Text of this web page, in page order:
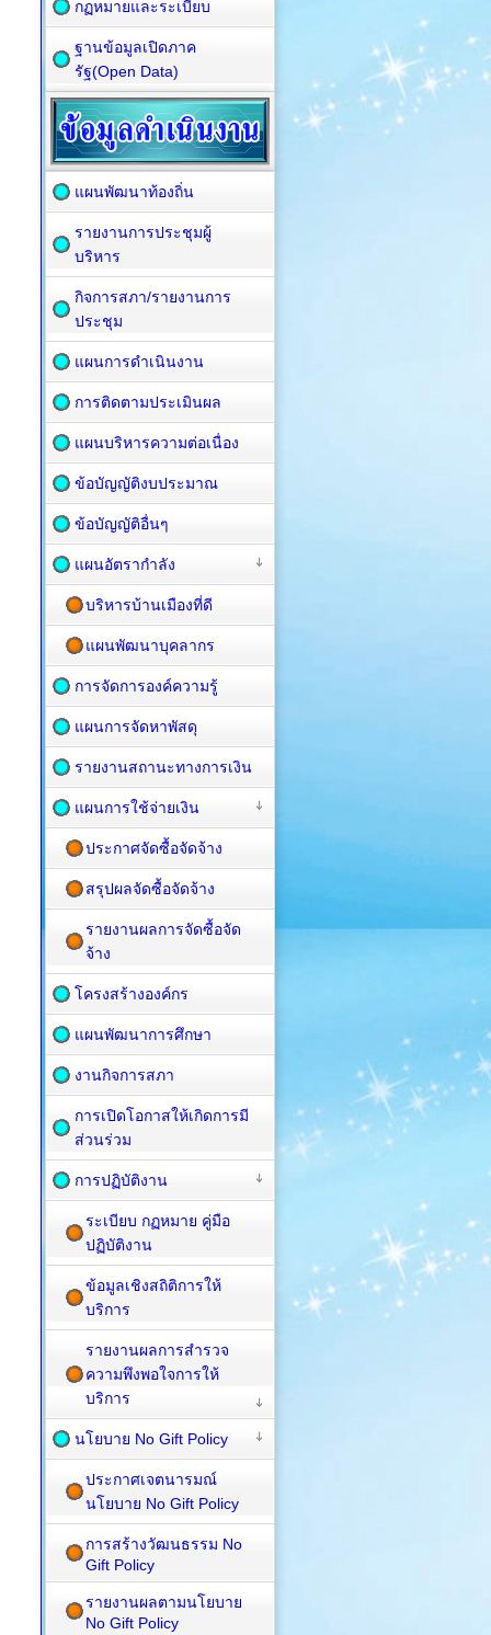
กฏหมายและระเบียบ
ฐานข้อมูลเปิดภาค
รัฐ(Open Data)
แผนพัฒนาท้องถิ่น
รายงานการประชุมผู้
บริหาร
กิจการสภา/รายงานการ
ประชุม
แผนการดำเนินงาน
การติดตามประเมินผล
แผนบริหารความต่อเนื่อง
ข้อบัญญัติงบประมาณ
ข้อบัญญัติอื่นๆ
แผนอัตรากำลัง
บริหารบ้านเมืองที่ดี
แผนพัฒนาบุคลากร
การจัดการองค์ความรู้
แผนการจัดหาพัสดุ
รายงานสถานะทางการเงิน
แผนการใช้จ่ายเงิน
ประกาศจัดซื้อจัดจ้าง
สรุปผลจัดซื้อจัดจ้าง
รายงานผลการจัดซื้อจัด
จ้าง
โครงสร้างองค์กร
แผนพัฒนาการศึกษา
งานกิจการสภา
การเปิดโอกาสให้เกิดการมี
ส่วนร่วม
การปฏิบัติงาน
ระเบียบ กฏหมาย คู่มือ
ปฏิบัติงาน
ข้อมูลเชิงสถิติการให้
บริการ
รายงานผลการสำรวจ
ความพึงพอใจการให้
บริการ
นโยบาย No Gift Policy
ประกาศเจตนารมณ์
นโยบาย No Gift Policy
การสร้างวัฒนธรรม No
Gift Policy
รายงานผลตามนโยบาย
No Gift Policy